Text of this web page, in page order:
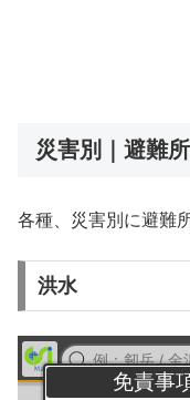
災害別｜避難
各種、災害別に避難
洪水